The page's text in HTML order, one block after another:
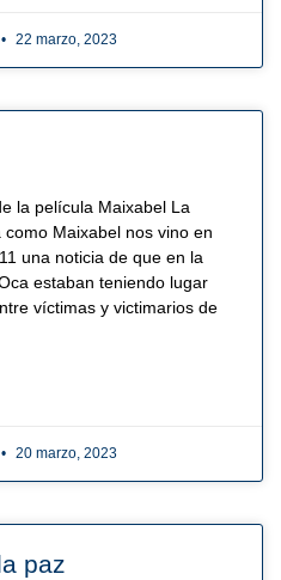
22 marzo, 2023
la película Maixabel La
Maixabel nos vino en
una noticia de que en la
estaban teniendo lugar
víctimas y victimarios de
20 marzo, 2023
paz